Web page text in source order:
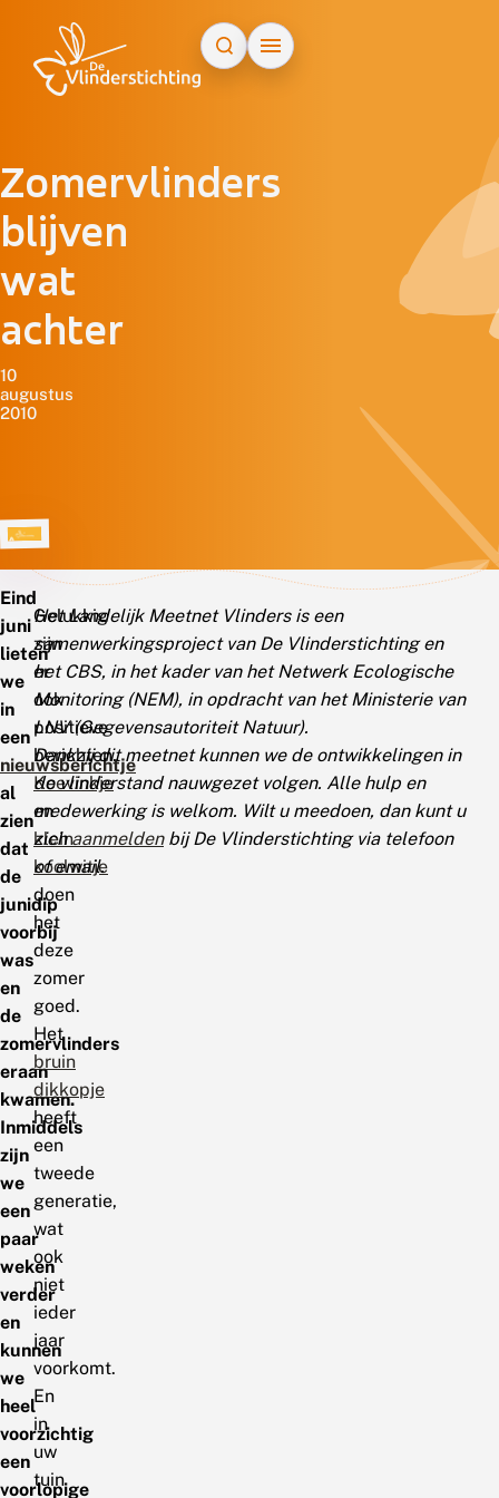
Zomervlinders
blijven
wat
achter
10
augustus
2010
Eind
juni
lieten
we
in
een
nieuwsberichtje
al
zien
dat
de
junidip
voorbij
was
en
de
zomervlinders
eraan
kwamen.
Inmiddels
zijn
we
een
paar
weken
verder
en
kunnen
we
heel
voorzichtig
een
voorlopige
Gelukkig
zijn
er
ook
positieve
berichten.
Koevinkje
en
klein
koolwitje
doen
het
deze
zomer
goed.
Het
bruin
dikkopje
heeft
een
tweede
generatie,
wat
ook
niet
ieder
jaar
voorkomt.
En
in
uw
tuin
Het Landelijk Meetnet Vlinders is een
samenwerkingsproject van De Vlinderstichting en
het CBS, in het kader van het Netwerk Ecologische
Monitoring (NEM), in opdracht van het Ministerie van
LNV (Gegevensautoriteit Natuur).
Dankzij dit meetnet kunnen we de ontwikkelingen in
de vlinderstand nauwgezet volgen. Alle hulp en
medewerking is welkom. Wilt u meedoen, dan kunt u
zichaanmeldenbij De Vlinderstichting via telefoon
of email.